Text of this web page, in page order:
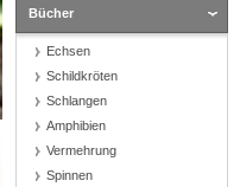
Bücher
Echsen
Schildkröten
Schlangen
Amphibien
Vermehrung
Spinnen